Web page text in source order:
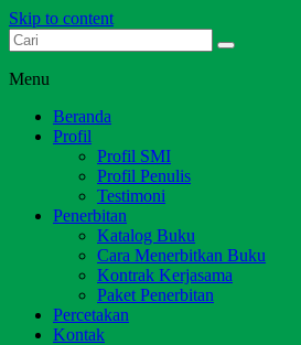
Skip to content
Dari Jambi untuk Indonesia
Menu
Beranda
Profil
Profil SMI
Profil Penulis
Testimoni
Penerbitan
Katalog Buku
Cara Menerbitkan Buku
Kontrak Kerjasama
Paket Penerbitan
Percetakan
Kontak